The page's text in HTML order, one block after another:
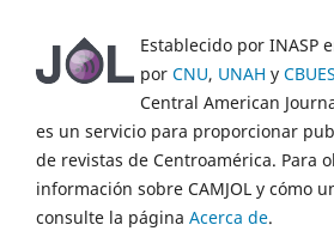
Establecido por INASP
por CNU, UNAH y CBUES
Central American
es un servicio para proporcionar
de revistas de Centroamérica. Para
información sobre CAMJOL y cómo
consulte la página Acerca de.